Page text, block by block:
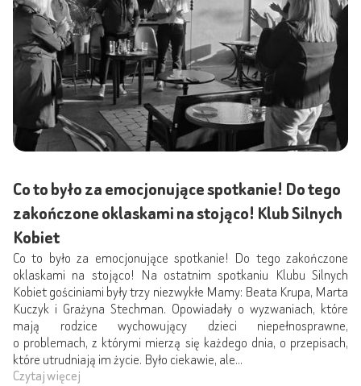
Co to było za emocjonujące spotkanie! Do tego
zakończone oklaskami na stojąco! Klub Silnych
Kobiet
Co to było za emocjonujące spotkanie! Do tego zakończone
oklaskami na stojąco! Na ostatnim spotkaniu Klubu Silnych
Kobiet gościniami były trzy niezwykłe Mamy: Beata Krupa, Marta
Kuczyk i Grażyna Stechman. Opowiadały o wyzwaniach, które
mają rodzice wychowujący dzieci niepełnosprawne,
o problemach, z którymi mierzą się każdego dnia, o przepisach,
które utrudniają im życie. Było ciekawie, ale...
Czytaj więcej